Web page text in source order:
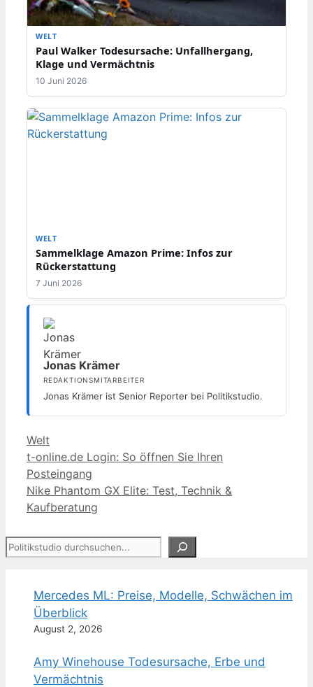
WELT
Paul Walker Todesursache: Unfallhergang,
Klage und Vermächtnis
10 Juni 2026
WELT
Sammelklage Amazon Prime: Infos zur
Rückerstattung
7 Juni 2026
Jonas Krämer
REDAKTIONSMITARBEITER
Jonas Krämer ist Senior Reporter bei Politikstudio.
Kategorien
Welt
t-online.de Login: So öffnen Sie Ihren
Posteingang
Nike Phantom GX Elite: Test, Technik &
Kaufberatung
Suchen
Mercedes ML: Preise, Modelle, Schwächen im
Überblick
August 2, 2026
Amy Winehouse Todesursache, Erbe und
Vermächtnis